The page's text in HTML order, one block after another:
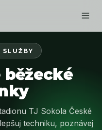
SLUŽBY
TJ Sokola České
techniku, poznávej